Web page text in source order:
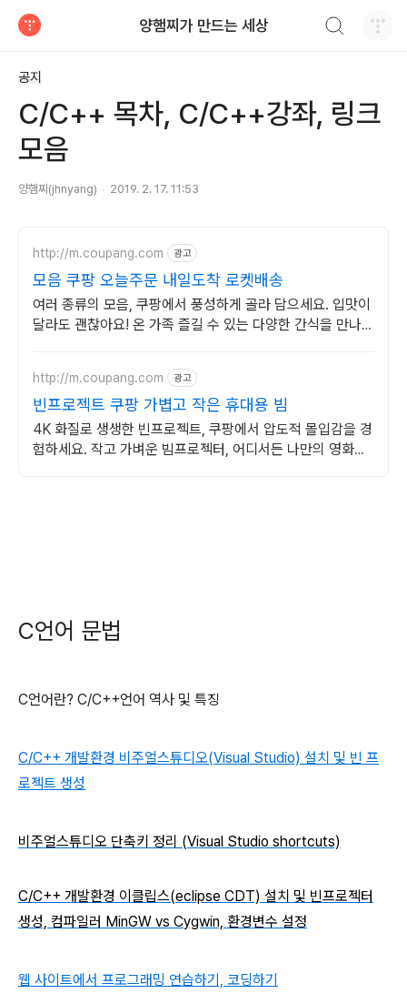
양햄찌가 만드는 세상
공지
C/C++ 목차, C/C++강좌, 링크
모음
양햄찌(jhnyang) 2019. 2. 17. 11:53
http://m.coupang.com 광고
모음 쿠팡 오늘주문 내일도착 로켓배송
여러 종류의 모음, 쿠팡에서 풍성하게 골라 담으세요. 입맛이
달라도 괜찮아요! 온 가족 즐길 수 있는 다양한 간식을 만나보
http://m.coupang.com 광고
빈프로젝트 쿠팡 가볍고 작은 휴대용 빔
4K 화질로 생생한 빈프로젝트, 쿠팡에서 압도적 몰입감을 경
험하세요. 작고 가벼운 빔프로젝터, 어디서든 나만의 영화관
C언어 문법
C언어란? C/C++언어 역사 및 특징
C/C++ 개발환경 비주얼스튜디오(Visual Studio) 설치 및 빈 프
로젝트 생성
비주얼스튜디오 단축키 정리 (Visual Studio shortcuts)
C/C++ 개발환경 이클립스(eclipse CDT) 설치 및 빈프로젝터
생성, 컴파일러 MinGW vs Cygwin, 환경변수 설정
웹 사이트에서 프로그래밍 연습하기, 코딩하기